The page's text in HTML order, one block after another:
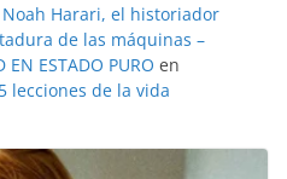
Noah Harari, el historiador
de las máquinas –
EN ESTADO PURO en
lecciones de la vida